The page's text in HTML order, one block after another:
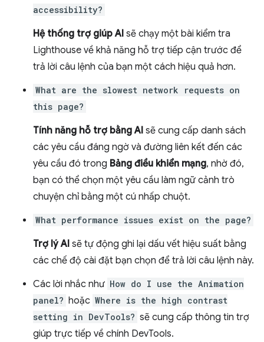
accessibility?
Hệ thống trợ giúp AI sẽ chạy một bài kiểm tra
Lighthouse về khả năng hỗ trợ tiếp cận trước để
trả lời câu lệnh của bạn một cách hiệu quả hơn.
What are the slowest network requests on
this page?
Tính năng hỗ trợ bằng AI sẽ cung cấp danh sách
các yêu cầu đáng ngờ và đường liên kết đến các
yêu cầu đó trong Bảng điều khiển mạng, nhờ đó,
bạn có thể chọn một yêu cầu làm ngữ cảnh trò
chuyện chỉ bằng một cú nhấp chuột.
What performance issues exist on the page?
Trợ lý AI sẽ tự động ghi lại dấu vết hiệu suất bằng
các chế độ cài đặt bạn chọn để trả lời câu lệnh này.
Các lời nhắc như How do I use the Animation
panel? hoặc Where is the high contrast
setting in DevTools? sẽ cung cấp thông tin trợ
giúp trực tiếp về chính DevTools.